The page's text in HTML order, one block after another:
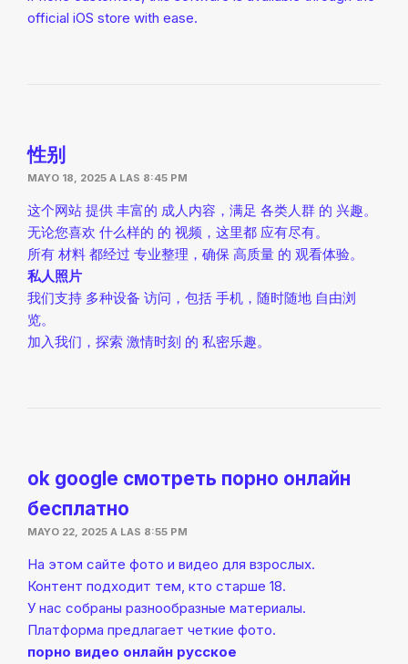
official iOS store with ease.
性别
MAYO 18, 2025 A LAS 8:45 PM
这个网站 提供 丰富的 成人内容，满足 各类人群 的 兴趣。
无论您喜欢 什么样的 的 视频，这里都 应有尽有。
所有 材料 都经过 专业整理，确保 高质量 的 观看体验。
私人照片
我们支持 多种设备 访问，包括 手机，随时随地 自由浏
览。
加入我们，探索 激情时刻 的 私密乐趣。
ok google смотреть порно онлайн
бесплатно
MAYO 22, 2025 A LAS 8:55 PM
На этом сайте фото и видео для взрослых.
Контент подходит тем, кто старше 18.
У нас собраны разнообразные материалы.
Платформа предлагает четкие фото.
порно видео онлайн русское